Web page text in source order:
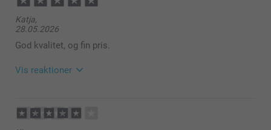
Katja,
28.05.2026
God kvalitet, og fin pris.
Vis reaktioner
08:20